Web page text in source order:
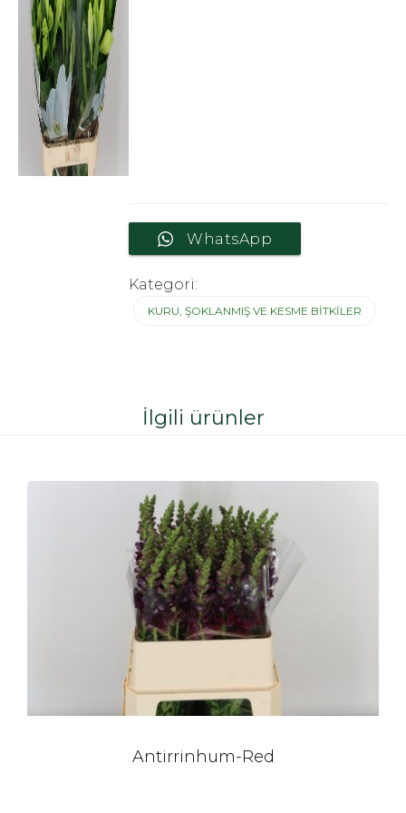
WhatsApp
Kategori:
KURU, ŞOKLANMIŞ VE KESME BITKILER
İlgili ürünler
Antirrinhum-Red